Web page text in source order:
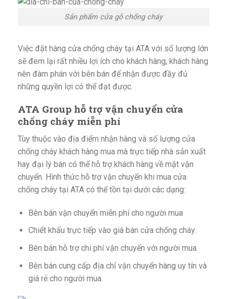
Sản phẩm cửa gỗ chống cháy
Việc đặt hàng cửa chống cháy tại ATA với số lượng lớn
sẽ đem lại rất nhiều lợi ích cho khách hàng, khách hàng
nên đàm phán với bên bán để nhận được đầy đủ
những quyền lợi có thể đạt được.
ATA Group hỗ trợ vận chuyển cửa
chống cháy miễn phí
Tùy thuộc vào địa điểm nhận hàng và số lượng cửa
chống cháy khách hàng mua mà trực tiếp nhà sản xuất
hay đại lý bán có thể hỗ trợ khách hàng về mặt vận
chuyển. Hình thức hỗ trợ vận chuyển khi mua cửa
chống cháy tại ATA có thể tồn tại dưới các dạng:
Bên bán vận chuyển miễn phí cho người mua
Chiết khấu trực tiếp vào giá bán cửa chống cháy.
Bên bán hỗ trợ chi phí vận chuyển với người mua
Bên bán cung cấp địa chỉ vận chuyển hàng uy tín và
giá rẻ cho người mua.